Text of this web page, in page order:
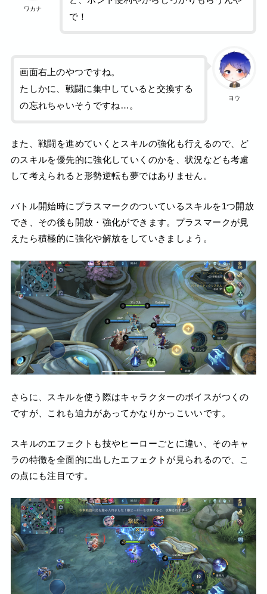
ワカナ
で！
ヨウ
画面右上のやつですね。
たしかに、戦闘に集中していると交換する
の忘れちゃいそうですね…。
また、戦闘を進めていくとスキルの強化も行えるので、ど
のスキルを優先的に強化していくのかを、状況なども考慮
して考えられると形勢逆転も夢ではありません。
バトル開始時にプラスマークのついているスキルを1つ開放
でき、その後も開放・強化ができます。プラスマークが見
えたら積極的に強化や解放をしていきましょう。
さらに、スキルを使う際はキャラクターのボイスがつくの
ですが、これも迫力があってかなりかっこいいです。
スキルのエフェクトも技やヒーローごとに違い、そのキャ
ラの特徴を全面的に出したエフェクトが見られるので、こ
の点にも注目です。